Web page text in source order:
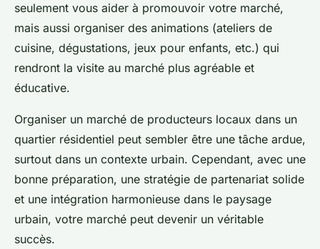
seulement vous aider à promouvoir votre marché,
mais aussi organiser des animations (ateliers de
cuisine, dégustations, jeux pour enfants, etc.) qui
rendront la visite au marché plus agréable et
éducative.
Organiser un marché de producteurs locaux dans un
quartier résidentiel peut sembler être une tâche ardue,
surtout dans un contexte urbain. Cependant, avec une
bonne préparation, une stratégie de partenariat solide
et une intégration harmonieuse dans le paysage
urbain, votre marché peut devenir un véritable
succès.